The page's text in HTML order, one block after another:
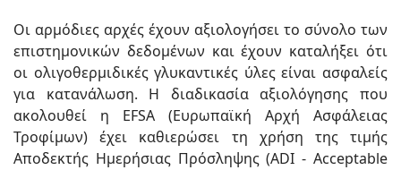
Οι αρμόδιες αρχές έχουν αξιολογήσει το σύνολο των
επιστημονικών δεδομένων και έχουν καταλήξει ότι
οι ολιγοθερμιδικές γλυκαντικές ύλες είναι ασφαλείς
για κατανάλωση. Η διαδικασία αξιολόγησης που
ακολουθεί η EFSA (Ευρωπαϊκή Αρχή Ασφάλειας
Τροφίμων) έχει καθιερώσει τη χρήση της τιμής
Αποδεκτής Ημερήσιας Πρόσληψης (ADI - Acceptable